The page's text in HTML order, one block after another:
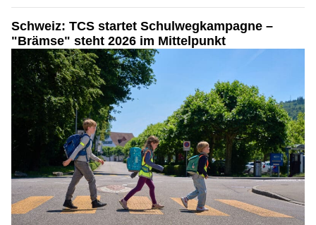
Schweiz: TCS startet Schulwegkampagne –
"Brämse" steht 2026 im Mittelpunkt